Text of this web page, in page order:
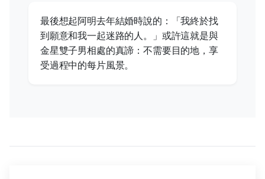
最後想起阿明去年結婚時說的：「我終於找
到願意和我一起迷路的人。」或許這就是與
金星雙子男相處的真諦：不需要目的地，享
受過程中的每片風景。